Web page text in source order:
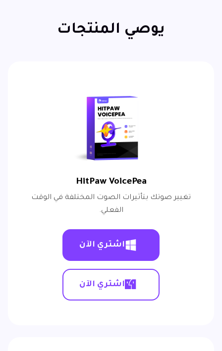
يوصي المنتجات
HitPaw VoicePea
تغيير صوتك بتأثيرات الصوت المختلفة في الوقت
الفعلي.
اشتري الآن
اشتري الآن